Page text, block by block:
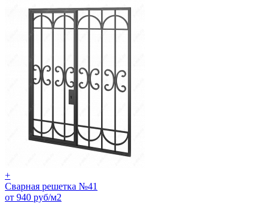
+
Сварная решетка №41
от 940 руб/м2